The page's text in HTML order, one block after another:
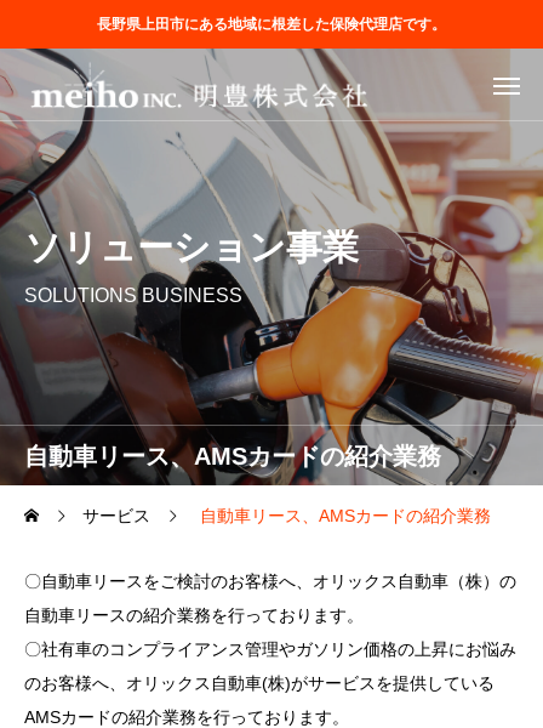
長野県上田市にある地域に根差した保険代理店です。
自動車リース、AMSカードの紹介業務
ソリューション事業
SOLUTIONS BUSINESS
サービス 自動車リース、AMSカードの紹介業務
〇自動車リースをご検討のお客様へ、オリックス自動車（株）の
自動車リースの紹介業務を行っております。
〇社有車のコンプライアンス管理やガソリン価格の上昇にお悩み
のお客様へ、オリックス自動車(株)がサービスを提供している
AMSカードの紹介業務を行っております。